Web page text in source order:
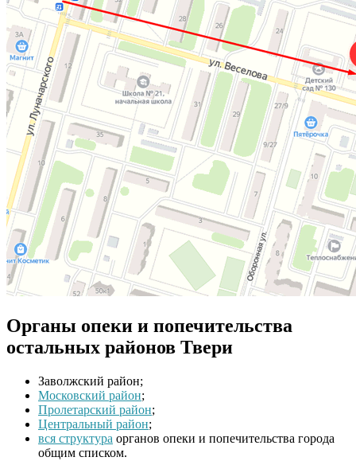
Органы опеки и попечительства
остальных районов Твери
Заволжский район;
Московский район;
Пролетарский район;
Центральный район;
вся структура органов опеки и попечительства города
общим списком.